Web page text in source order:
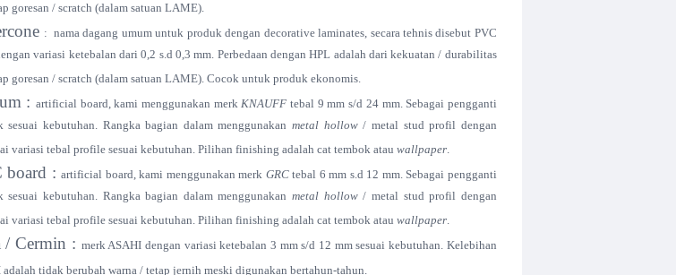
goresan / scratch (dalam satuan LAME).
: nama dagang umum untuk produk dengan decorative laminates, secara tehnis disebut PVC
variasi ketebalan dari 0,2 s.d 0,3 mm. Perbedaan dengan HPL adalah dari kekuatan / durabilitas
goresan / scratch (dalam satuan LAME). Cocok untuk produk ekonomis.
:artificial board, kami menggunakan merkKNAUFFtebal 9 mm s/d 24 mm. Sebagai pengganti
sesuai kebutuhan. Rangka bagian dalam menggunakanmetal hollow/ metal stud profil dengan
variasi tebal profile sesuai kebutuhan. Pilihan finishing adalah cat tembok atau wallpaper.
board :artificial board, kami menggunakan merk GRCtebal 6 mm s.d 12 mm. Sebagai pengganti
sesuai kebutuhan. Rangka bagian dalam menggunakanmetal hollow/ metal stud profil dengan
variasi tebal profile sesuai kebutuhan. Pilihan finishing adalah cat tembok atau wallpaper.
/ Cermin : merk ASAHI dengan variasi ketebalan 3 mm s/d 12 mm sesuai kebutuhan. Kelebihan
adalah tidak berubah warna / tetap jernih meski digunakan bertahun-tahun.